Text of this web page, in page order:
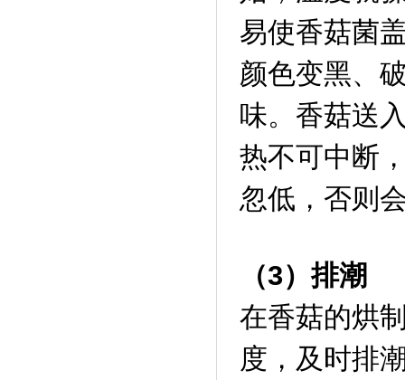
易使香菇菌
颜色变黑、
味。香菇送
热不可中断
忽低，否则
（3）排潮
在香菇的烘
度，及时排